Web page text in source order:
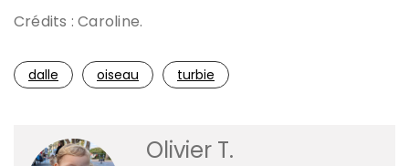
Crédits : Caroline.
dalle oiseau turbie
Olivier T.